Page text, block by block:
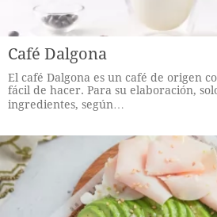
Café Dalgona
El café Dalgona es un café de origen
fácil de hacer. Para su elaboración,
ingredientes, según…